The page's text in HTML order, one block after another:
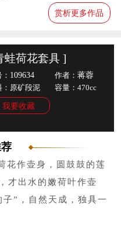
赏析更多作品
蛙荷花套具 ]
109634 作者：蒋蓉
：原矿段泥 容量：470cc
我要收藏
花作壶身，圆鼓鼓的莲
才出水的嫩荷叶作壶
子”，自然天成，独具一